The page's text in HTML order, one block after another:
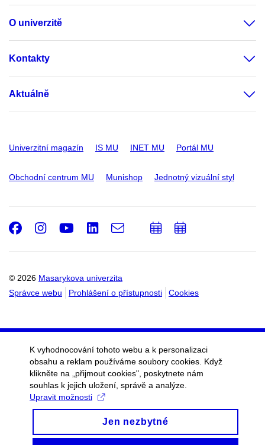
O univerzitě
Kontakty
Aktuálně
Univerzitní magazín IS MU INET MU Portál MU
Obchodní centrum MU Munishop Jednotný vizuální styl
© 2026 Masarykova univerzita
Správce webu
Prohlášení o přístupnosti Cookies
Facebook
Instagram
Youtube
LinkedIn
e-
PřidatPřidat
K vyhodnocování tohoto webu a k personalizaci
obsahu a reklam používáme soubory cookies. Když
klikněte na „přijmout cookies", poskytnete nám
souhlas k jejich uložení, správě a analýze.
Upravit možnosti
Jen nezbytné